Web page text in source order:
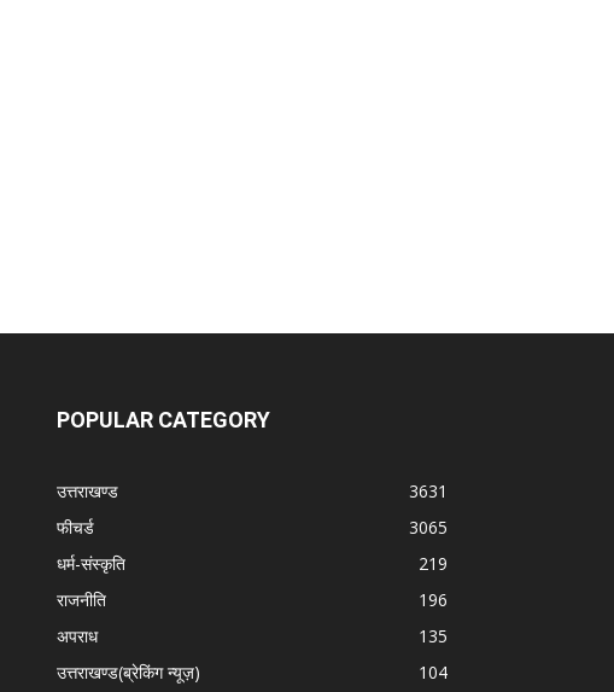
POPULAR CATEGORY
उत्तराखण्ड
3631
फीचर्ड
3065
धर्म-संस्कृति
219
राजनीति
196
अपराध
135
उत्तराखण्ड(ब्रेकिंग न्यूज़)
104